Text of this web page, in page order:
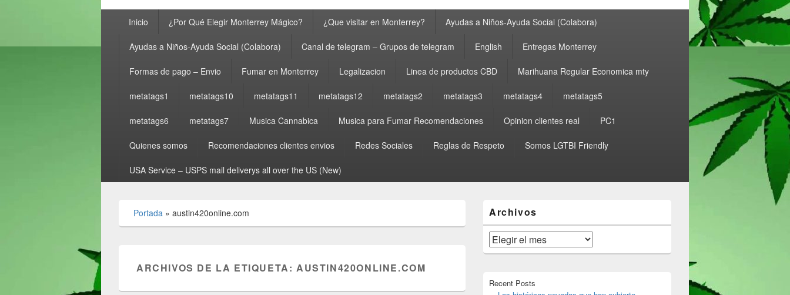
principalInicio ¿Por Qué Elegir Monterrey Mágico? ¿Que visitar en Monterrey? Ayudas a Niños-Ayuda Social (Colabora)
Ayudas a Niños-Ayuda Social (Colabora) Canal de telegram – Grupos de telegram English Entregas Monterrey
Formas de pago – Envio Fumar en Monterrey Legalizacion Linea de productos CBD Marihuana Regular Economica mty
metatags1 metatags10 metatags11 metatags12 metatags2 metatags3 metatags4 metatags5
metatags6 metatags7 Musica Cannabica Musica para Fumar Recomendaciones Opinion clientes real PC1
Quienes somos Recomendaciones clientes envios Redes Sociales Reglas de Respeto Somos LGTBI Friendly
USA Service – USPS mail deliverys all over the US (New)
Portada » austin420online.com
ARCHIVOS DE LA ETIQUETA:AUSTIN420ONLINE.COM
área
de
widget
barra
lateral
Archivos
Archivos
Recent Posts